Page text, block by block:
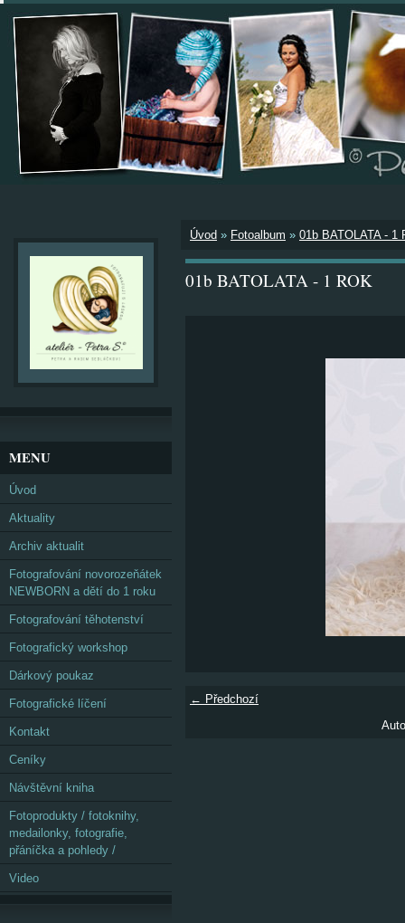
Úvod » Fotoalbum » 01b BATOLATA - 1
01b BATOLATA - 1 ROK
← Předchozí
MENU
Úvod
Aktuality
Archiv aktualit
Fotografování novorozeňátek
NEWBORN a dětí do 1 roku
Fotografování těhotenství
Fotografický workshop
Dárkový poukaz
Fotografické líčení
Kontakt
Ceníky
Návštěvní kniha
Fotoprodukty / fotoknihy,
medailonky, fotografie,
přáníčka a pohledy /
Video